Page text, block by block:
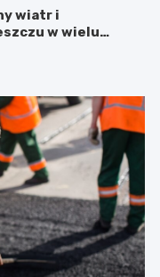
wiatr i
w wielu